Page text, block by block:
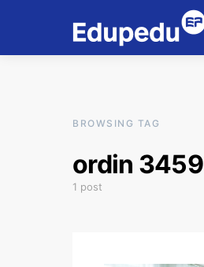
BROWSING TAG
ordin 3459
1 post